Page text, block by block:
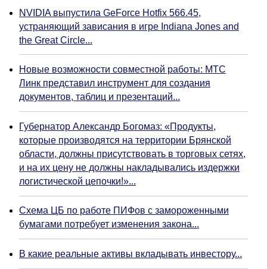
NVIDIA выпустила GeForce Hotfix 566.45,
устраняющий зависания в игре Indiana Jones and
the Great Circle...
Новые возможности совместной работы: МТС
Линк представил инструмент для создания
документов, таблиц и презентаций...
Губернатор Александр Богомаз: «Продукты,
которые производятся на территории Брянской
области, должны присутствовать в торговых сетях,
и на их цену не должны накладывались издержки
логистической цепочки!»...
Схема ЦБ по работе ПИФов с замороженными
бумагами потребует изменения закона...
В какие реальные активы вкладывать инвестору...